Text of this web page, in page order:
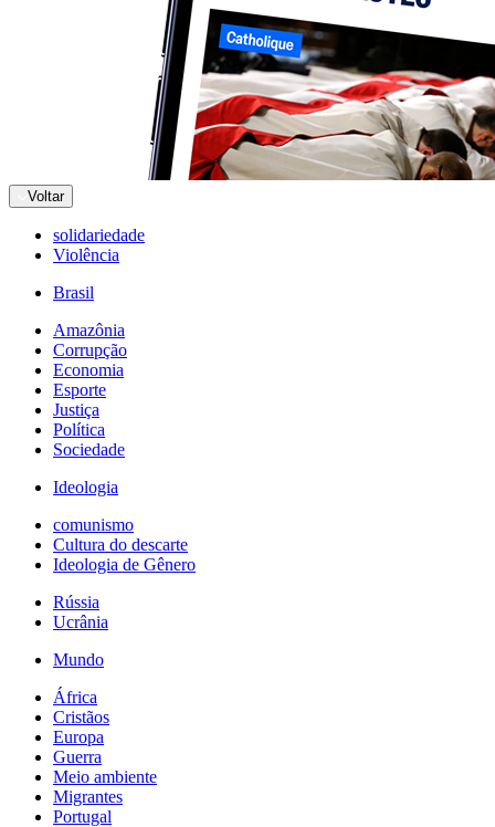
Voltar
solidariedade
Violência
Brasil
Amazônia
Corrupção
Economia
Esporte
Justiça
Política
Sociedade
Ideologia
comunismo
Cultura do descarte
Ideologia de Gênero
Rússia
Ucrânia
Mundo
África
Cristãos
Europa
Guerra
Meio ambiente
Migrantes
Portugal